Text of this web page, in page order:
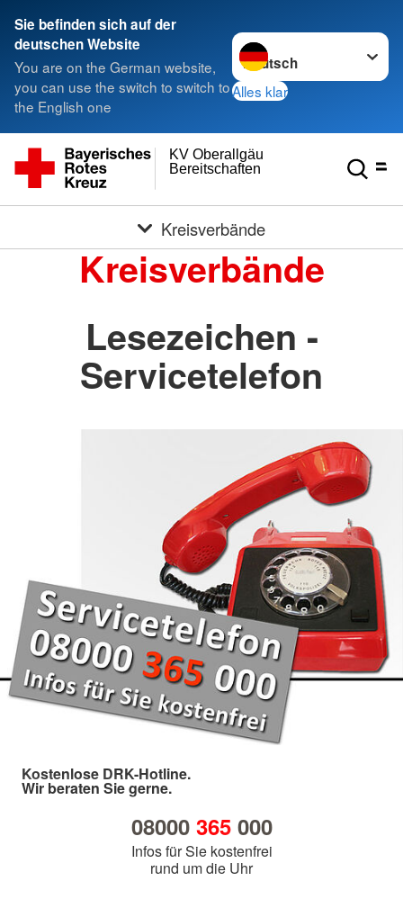
Sie befinden sich auf der
deutschen Website
You are on the German website,
you can use the switch to switch to
the English one
Sprache wechseln zu
Alles klar
Bereitschaften
KV Oberallgäu
Kreisverbände
Kreisverbände
Lesezeichen -
Servicetelefon
Kostenlose DRK-Hotline.
Wir beraten Sie gerne.
08000 365000
Infos für Sie kostenfrei
rund um die Uhr